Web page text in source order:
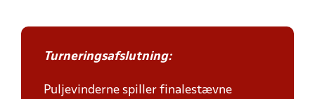
Turneringsafslutning:
Puljevinderne spiller finalestævne